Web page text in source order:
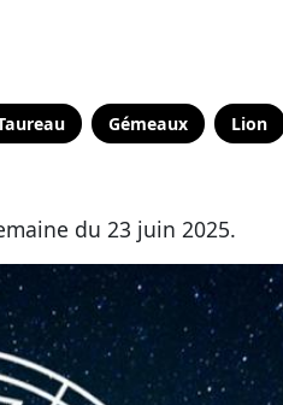
Gémeaux Lion
du 23 juin 2025.